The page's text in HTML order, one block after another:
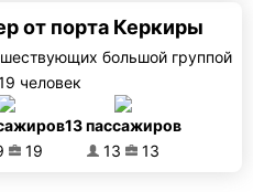
от порта Керкиры
большой группой
человек
19
13 пассажиров
13
13